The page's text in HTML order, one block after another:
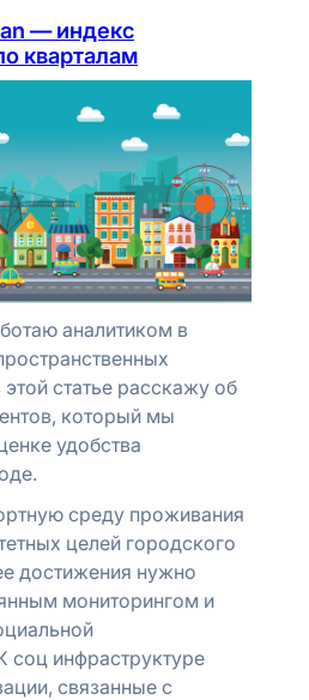
— индекс
кварталам
аналитиком в
статье расскажу об
который мы
удобства
среду проживания
целей городского
достижения нужно
мониторингом и
соц инфраструктуре
связанные с